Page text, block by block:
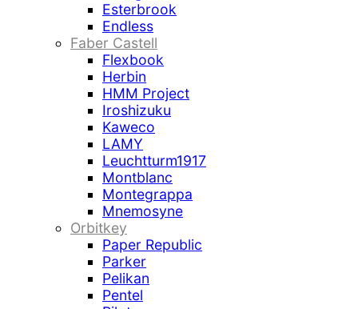
Esterbrook
Endless
Faber Castell
Flexbook
Herbin
HMM Project
Iroshizuku
Kaweco
LAMY
Leuchtturm1917
Montblanc
Montegrappa
Mnemosyne
Orbitkey
Paper Republic
Parker
Pelikan
Pentel